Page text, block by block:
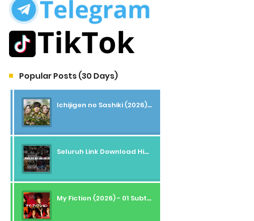
Popular Posts (30 Days)
Ichijigen no Sashiki (2026) - 01 Subtitle Indonesia
Seluruh Link Download High And Low Subtitle Indonesia
My Fiction (2026) - 01 Subtitle Indonesia